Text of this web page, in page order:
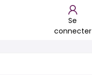
Se
connecter